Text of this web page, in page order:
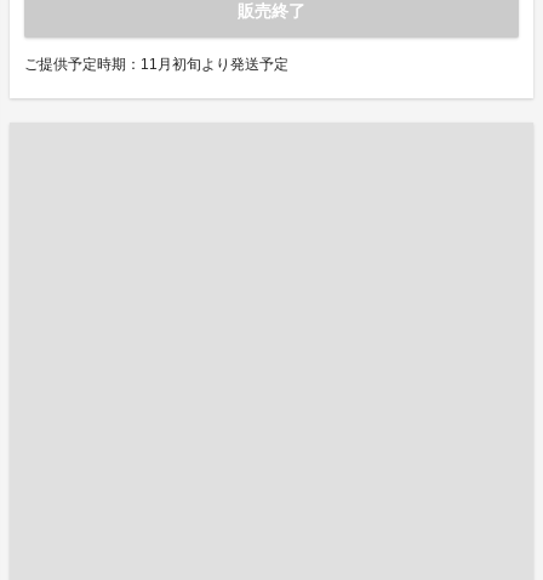
販売終了
ご提供予定時期：11月初旬より発送予定